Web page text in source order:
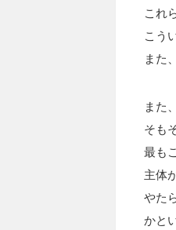
これ
こう
また
また
そも
最も
主体
やた
かと